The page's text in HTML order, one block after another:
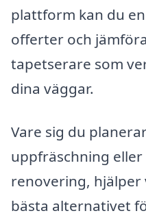
plattform kan du
offerter och
tapetserare som
dina väggar.
Vare sig du
uppfräschning
renovering,
bästa alternativet